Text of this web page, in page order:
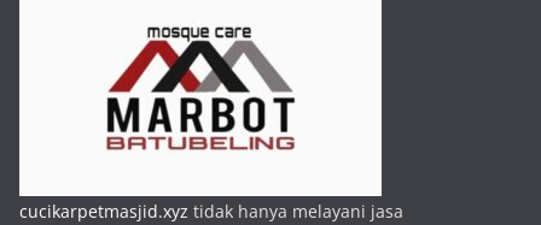
cucikarpetmasjid.xyz tidak hanya melayani jasa